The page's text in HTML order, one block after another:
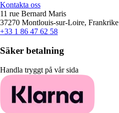
Kontakta oss
11 rue Bernard Maris
37270 Montlouis-sur-Loire, Frankrike
+33 1 86 47 62 58
Säker betalning
Handla tryggt på vår sida